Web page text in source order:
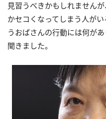
見習うべきかもしれません
かセコくなってしまう人が
うおばさんの行動には何が
聞きました。